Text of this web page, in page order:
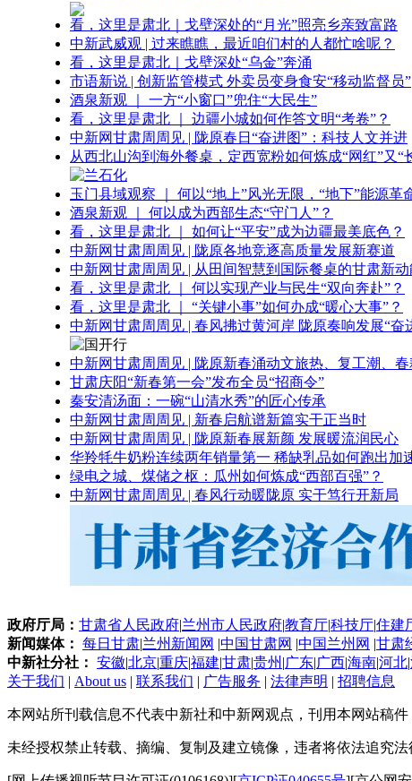
看，这里是肃北｜戈壁深处的“月光”照亮乡亲致富路
中新武威观 | 过来瞧瞧，最近咱们村的人都忙啥呢？
看，这里是肃北｜戈壁深处“乌金”奔涌
市语新说 | 创新监管模式 外卖员变身食安“移动监督员”
酒泉新观 ｜ 一方“小窗口”兜住“大民生”
看，这里是肃北 ｜ 边疆小城如何作答文明“考卷”？
中新网甘肃周周见 | 陇原春日“奋进图”：科技人文并进
从西北山沟到海外餐桌，定西宽粉如何炼成“网红”又“
玉门县域观察 ｜ 何以“地上”风光无限，“地下”能源革
酒泉新观 ｜ 何以成为西部生态“守门人”？
看，这里是肃北 ｜ 如何让“平安”成为边疆最美底色？
中新网甘肃周周见 | 陇原各地竞逐高质量发展新赛道
中新网甘肃周周见 | 从田间智慧到国际餐桌的甘肃新动
看，这里是肃北 ｜ 何以实现产业与民生“双向奔赴”？
看，这里是肃北 ｜ “关键小事”如何办成“暖心大事”？
中新网甘肃周周见 | 春风拂过黄河岸 陇原奏响发展“奋
中新网甘肃周周见 | 陇原新春涌动文旅热、复工潮、
甘肃庆阳“新春第一会”发布全员“招商令”
秦安清汤面：一碗“山清水秀”的匠心传承
中新网甘肃周周见 | 新春启航谱新篇实干正当时
中新网甘肃周周见 | 陇原新春展新颜 发展暖流润民心
华羚牦牛奶粉连续两年销量第一 稀缺乳品如何跑出加
绿电之城、煤储之枢：瓜州如何炼成“西部百强”？
中新网甘肃周周见 | 春风行动暖陇原 实干笃行开新局
政府厅局： 甘肃省人民政府|兰州市人民政府|教育厅|科技厅|住建
新闻媒体： 每日甘肃|兰州新闻网 |中国甘肃网 |中国兰州网 |甘肃
中新社分社： 安徽|北京|重庆|福建|甘肃|贵州 |广东|广西|海南|河北|
关于我们 | About us | 联系我们 | 广告服务 | 法律声明 | 招聘信息
本网站所刊载信息不代表中新社和中新网观点，刊用本网站稿件
未经授权禁止转载、摘编、复制及建立镜像，违者将依法追究法